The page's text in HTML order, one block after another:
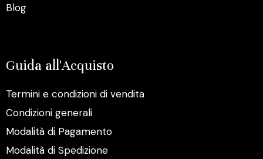
Blog
Guida all'Acquisto
Termini e condizioni di vendita
Condizioni generali
Modalità di Pagamento
Modalità di Spedizione